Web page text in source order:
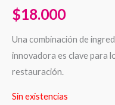
$18.000
Una combinación de
innovadora es clave para
restauración.
Sin existencias